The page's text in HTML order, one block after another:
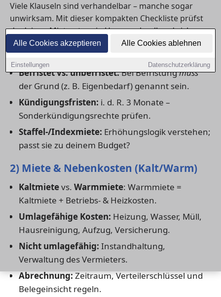
Alle Cookies akzeptieren Alle Cookies ablehnen
Einstellungen Datenschutzerklärung
Viele Klauseln sind verhandelbar – manche sogar
unwirksam. Mit dieser kompakten Checkliste prüfst
du deinen Mietvertrag in Hamm schnell und sicher.
1) Mietdauer & Vertragsart
Befristet vs. unbefristet:Bei Befristungmuss
der Grund (z. B. Eigenbedarf) genannt sein.
Kündigungsfristen: i. d. R. 3 Monate –
Sonderkündigungsrechte prüfen.
Staffel-/Indexmiete: Erhöhungslogik verstehen;
passt sie zu deinem Budget?
2) Miete & Nebenkosten (Kalt/Warm)
Kaltmietevs. Warmmiete: Warmmiete =
Kaltmiete + Betriebs- & Heizkosten.
Umlagefähige Kosten: Heizung, Wasser, Müll,
Hausreinigung, Aufzug, Versicherung.
Nicht umlagefähig: Instandhaltung,
Verwaltung des Vermieters.
Abrechnung:Zeitraum, Verteilerschlüssel und
Belegeinsicht regeln.